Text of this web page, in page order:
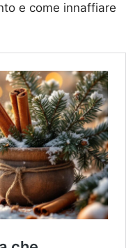
e come innaffiare